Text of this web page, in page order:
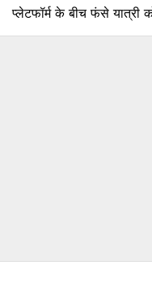
प्लेटफॉर्म के बीच फंसे यात्री